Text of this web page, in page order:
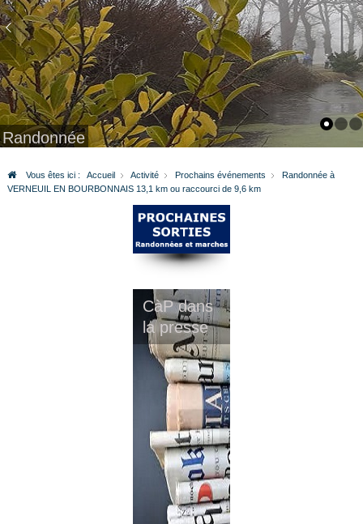
Randonnée
Vous êtes ici : Accueil Activité Prochains événements
Randonnée à
VERNEUIL EN BOURBONNAIS 13,1 km ou raccourci de 9,6 km
CàP dans
la presse